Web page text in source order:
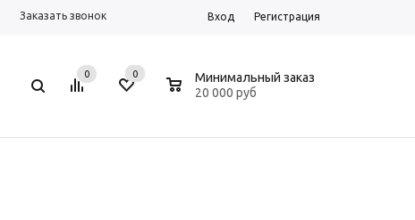
Заказать звонок Вход Регистрация
0 0
Минимальный заказ
20 000 руб